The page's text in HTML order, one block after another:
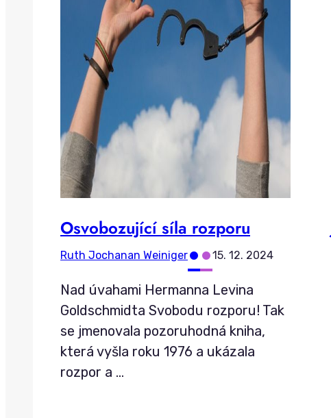
Osvobozující síla rozporu
Ruth Jochanan Weiniger••15. 12. 2024
Nad úvahami Hermanna Levina
Goldschmidta Svobodu rozporu! Tak
se jmenovala pozoruhodná kniha,
která vyšla roku 1976 a ukázala
rozpor a …